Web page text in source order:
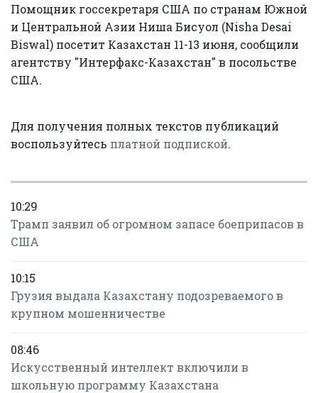
Помощник госсекретаря США по странам Южной
и Центральной Азии Ниша Бисуол (Nisha Desai
Biswal) посетит Казахстан 11-13 июня, сообщили
агентству "Интерфакс-Казахстан" в посольстве
США.
Для получения полных текстов публикаций
воспользуйтесь платной подпиской.
10:29
Трамп заявил об огромном запасе боеприпасов в
США
10:15
Грузия выдала Казахстану подозреваемого в
крупном мошенничестве
08:46
Искусственный интеллект включили в
школьную программу Казахстана